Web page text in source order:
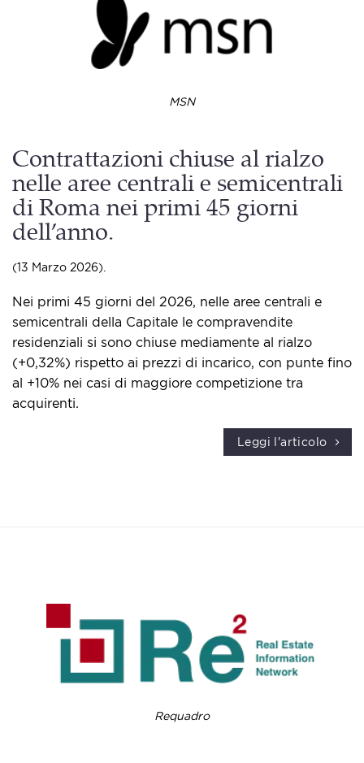
MSN
Contrattazioni chiuse al rialzo
nelle aree centrali e semicentrali
di Roma nei primi 45 giorni
dell’anno.
(13 Marzo 2026).
Nei primi 45 giorni del 2026, nelle aree centrali e
semicentrali della Capitale le compravendite
residenziali si sono chiuse mediamente al rialzo
(+0,32%) rispetto ai prezzi di incarico, con punte fino
al +10% nei casi di maggiore competizione tra
acquirenti.
Leggi l'articolo
Requadro